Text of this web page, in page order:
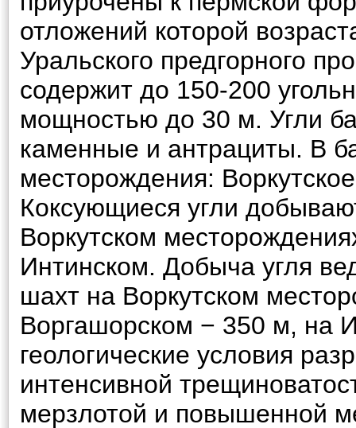
отложений которой
Уральского предгорного
содержит до 150-200
мощностью до 30 м. Угли
каменные и антрациты. В
месторождения:
Коксующиеся угли
Воркутском
Интинском. Добыча угля
шахт на Воркутском
Воргашорском − 350 м, на
геологические условия
интенсивной
мерзлотой и повышенной